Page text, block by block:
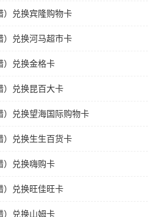
）兑换宾隆购物卡
）兑换河马超市卡
）兑换金格卡
）兑换昆百大卡
）兑换望海国际购物卡
）兑换生生百货卡
）兑换嗨购卡
）兑换旺佳旺卡
）兑换山姆卡